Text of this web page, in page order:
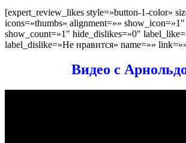
[expert_review_likes style=»button-1-color»
icons=»thumbs» alignment=»»
show_count=»1″ hide_dislikes=»0″
label_dislike=»Не нравится» name=»»
Видео с